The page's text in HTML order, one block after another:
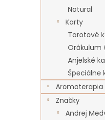
Natural
Karty
Tarotové
Orákulum
Anjelské
Špeciálne
Aromaterapia
Značky
Andrej